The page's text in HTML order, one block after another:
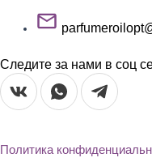
Следите за нами в соц
Политика